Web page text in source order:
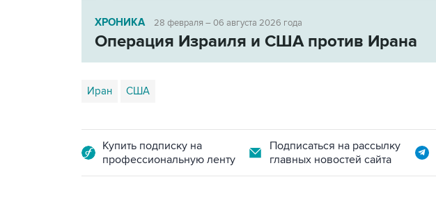
ХРОНИКА 28 февраля – 06 августа 2026 года
Операция Израиля и США против Ирана
Иран США
Купить подписку на
профессиональную ленту
Подписаться на рассылку
главных новостей сайта